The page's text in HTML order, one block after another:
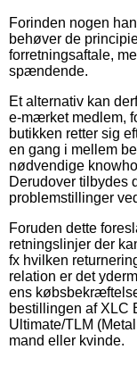
Forinden nogen
behøver de
forretningsaftale,
spændende.
Et alternativ kan
e-mærket medlem,
butikken retter sig
en gang i mellem
nødvendige
Derudover tilbydes
problemstillinger
Foruden dette
retningslinjer der
fx hvilken
relation er det
ens
bestillingen af XLC
Ultimate/TLM
mand eller kvinde.